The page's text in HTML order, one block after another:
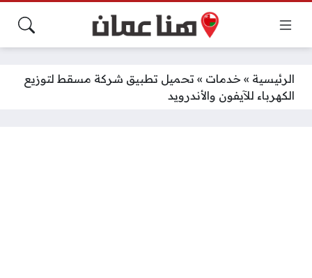
الرئيسية » خدمات » تحميل تطبيق شركة مسقط لتوزيع
الكهرباء للآيفون والأندرويد